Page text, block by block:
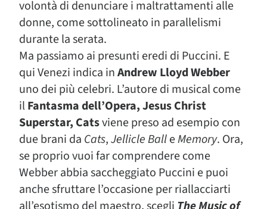
volontà di denunciare i maltrattamenti alle
donne, come sottolineato in parallelismi
durante la serata.
Ma passiamo ai presunti eredi di Puccini. E
qui Venezi indica inAndrew Lloyd Webber
uno dei più celebri. L’autore di musical come
ilFantasma dell’Opera, Jesus Christ
Superstar, Catsviene preso ad esempio con
due brani da Cats,Jellicle BalleMemory. Ora,
se proprio vuoi far comprendere come
Webber abbia saccheggiato Puccini e puoi
anche sfruttare l’occasione per riallacciarti